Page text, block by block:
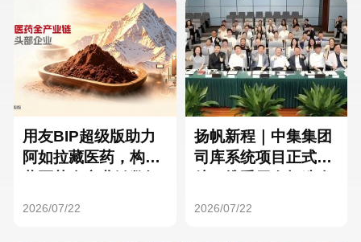
用友BIP超级版助力
阿如拉藏医药，构建
2026/07/22
扬帆新程｜中集集团
司库系统项目正式启
2026/07/22